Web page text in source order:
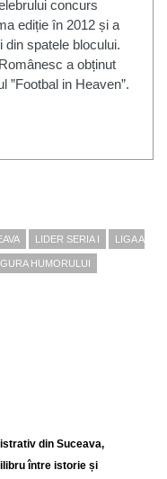
concurs
ediție în 2012 și a
din spatele blocului.
a obținut
”Footbal in Heaven”.
LIDER SERIA I LIGA A
HUMORULUI
din Suceava,
între istorie și